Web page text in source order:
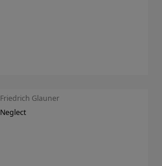
Friedrich Glauner
Neglect